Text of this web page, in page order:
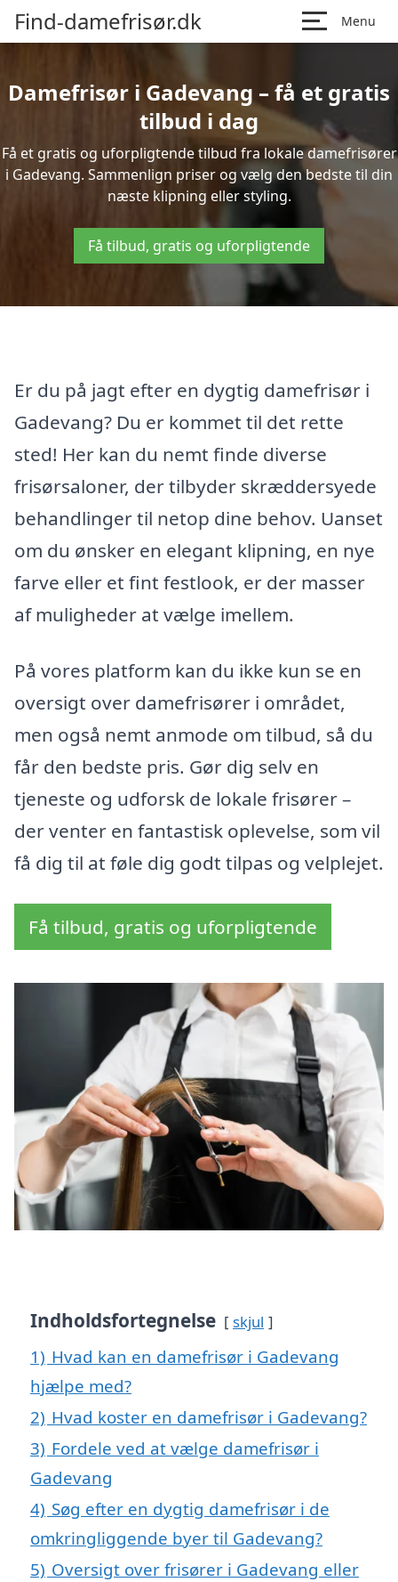
Find-damefrisør.dk Menu
Damefrisør i Gadevang – få et gratis
tilbud i dag
Få et gratis og uforpligtende tilbud fra lokale damefrisører
i Gadevang. Sammenlign priser og vælg den bedste til din
næste klipning eller styling.
Få tilbud, gratis og uforpligtende
Er du på jagt efter en dygtig damefrisør i
Gadevang? Du er kommet til det rette
sted! Her kan du nemt finde diverse
frisørsaloner, der tilbyder skræddersyede
behandlinger til netop dine behov. Uanset
om du ønsker en elegant klipning, en nye
farve eller et fint festlook, er der masser
af muligheder at vælge imellem.
På vores platform kan du ikke kun se en
oversigt over damefrisører i området,
men også nemt anmode om tilbud, så du
får den bedste pris. Gør dig selv en
tjeneste og udforsk de lokale frisører –
der venter en fantastisk oplevelse, som vil
få dig til at føle dig godt tilpas og velplejet.
Få tilbud, gratis og uforpligtende
Indholdsfortegnelse skjul
1) Hvad kan en damefrisør i Gadevang
hjælpe med?
2) Hvad koster en damefrisør i Gadevang?
3) Fordele ved at vælge damefrisør i
Gadevang
4) Søg efter en dygtig damefrisør i de
omkringliggende byer til Gadevang?
5) Oversigt over frisører i Gadevang eller